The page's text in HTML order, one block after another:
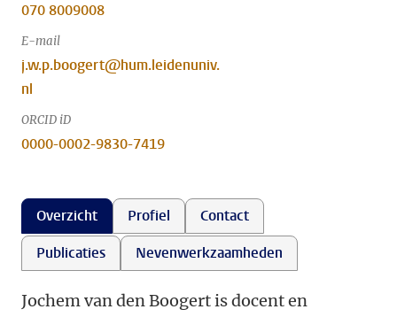
070 8009008
E-mail
j.w.p.boogert@hum.leidenuniv.
nl
ORCID iD
0000-0002-9830-7419
Overzicht Profiel
Contact
Publicaties
Nevenwerkzaamheden
Jochem van den Boogert is docent en